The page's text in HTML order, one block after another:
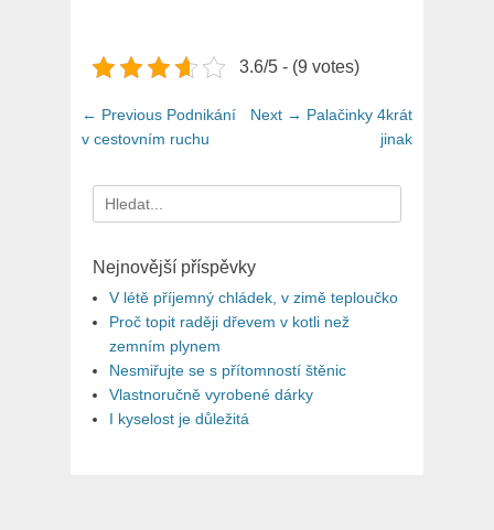
3.6/5 - (9 votes)
Navigace
pro
← Previous Previous
post:
Podnikání
v cestovním ruchu
Next → Next
Palačinky 4krát
jinak
Search
for:
Nejnovější příspěvky
V létě příjemný chládek, v zimě teploučko
Proč topit raději dřevem v kotli než
zemním plynem
Nesmiřujte se s přítomností štěnic
Vlastnoručně vyrobené dárky
I kyselost je důležitá